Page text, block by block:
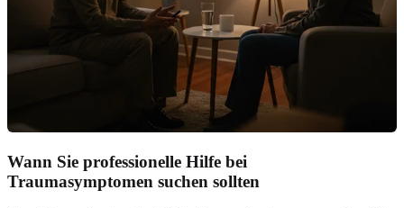
Wann Sie professionelle Hilfe bei
Traumasymptomen suchen sollten